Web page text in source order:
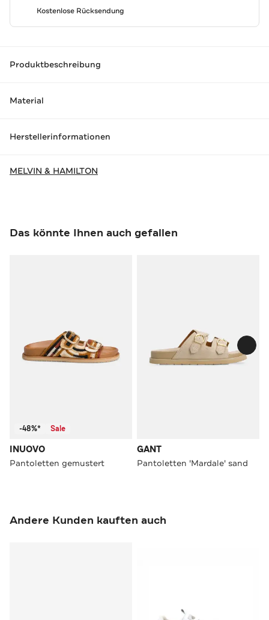
Kostenlose Rücksendung
Produktbeschreibung
Material
Herstellerinformationen
MELVIN & HAMILTON
Das könnte Ihnen auch gefallen
-48%* Sale
INUOVO
Pantoletten gemustert
GANT
Pantoletten 'Mardale' sand
Andere Kunden kauften auch